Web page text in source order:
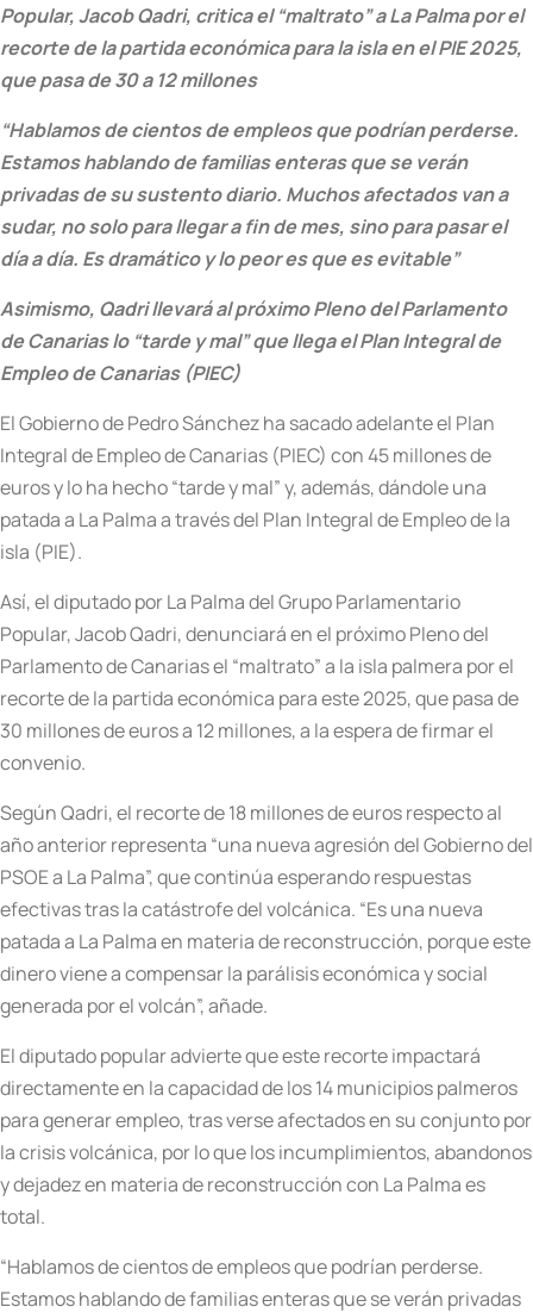
Popular, Jacob Qadri, critica el “maltrato” a La Palma por el
recorte de la partida económica para la isla en el PIE 2025,
que pasa de 30 a 12 millones
“Hablamos de cientos de empleos que podrían perderse.
Estamos hablando de familias enteras que se verán
privadas de su sustento diario. Muchos afectados van a
sudar, no solo para llegar a fin de mes, sino para pasar el
día a día. Es dramático y lo peor es que es evitable”
Asimismo, Qadri llevará al próximo Pleno del Parlamento
de Canarias lo “tarde y mal” que llega el Plan Integral de
Empleo de Canarias (PIEC)
El Gobierno de Pedro Sánchez ha sacado adelante el Plan
Integral de Empleo de Canarias (PIEC) con 45 millones de
euros y lo ha hecho “tarde y mal” y, además, dándole una
patada a La Palma a través del Plan Integral de Empleo de la
isla (PIE).
Así, el diputado por La Palma del Grupo Parlamentario
Popular, Jacob Qadri, denunciará en el próximo Pleno del
Parlamento de Canarias el “maltrato” a la isla palmera por el
recorte de la partida económica para este 2025, que pasa de
30 millones de euros a 12 millones, a la espera de firmar el
convenio.
Según Qadri, el recorte de 18 millones de euros respecto al
año anterior representa “una nueva agresión del Gobierno del
PSOE a La Palma”, que continúa esperando respuestas
efectivas tras la catástrofe del volcánica. “Es una nueva
patada a La Palma en materia de reconstrucción, porque este
dinero viene a compensar la parálisis económica y social
generada por el volcán”, añade.
El diputado popular advierte que este recorte impactará
directamente en la capacidad de los 14 municipios palmeros
para generar empleo, tras verse afectados en su conjunto por
la crisis volcánica, por lo que los incumplimientos, abandonos
y dejadez en materia de reconstrucción con La Palma es
total.
“Hablamos de cientos de empleos que podrían perderse.
Estamos hablando de familias enteras que se verán privadas